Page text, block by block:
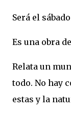
Será el
Es una obra
Relata un
todo. No hay
estas y la